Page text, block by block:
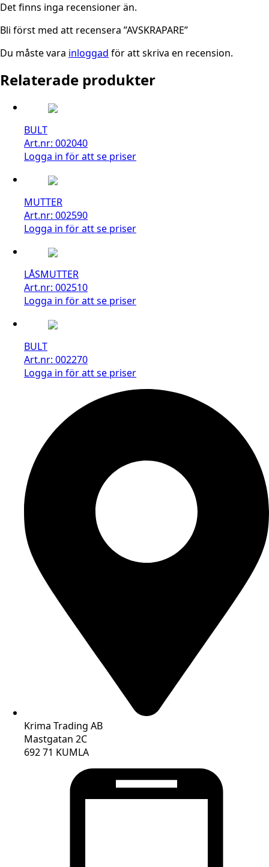
Det finns inga recensioner än.
Bli först med att recensera ”AVSKRAPARE”
Du måste vara inloggad för att skriva en recension.
Relaterade produkter
BULT
Art.nr: 002040
Logga in för att se priser
MUTTER
Art.nr: 002590
Logga in för att se priser
LÅSMUTTER
Art.nr: 002510
Logga in för att se priser
BULT
Art.nr: 002270
Logga in för att se priser
Krima Trading AB
Mastgatan 2C
692 71 KUMLA